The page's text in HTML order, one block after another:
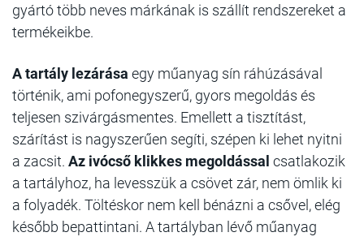
gyártó több neves márkának is szállít rendszereket a
termékeikbe.
A tartály lezárása egy műanyag sín ráhúzásával
történik, ami pofonegyszerű, gyors megoldás és
teljesen szivárgásmentes. Emellett a tisztítást,
szárítást is nagyszerűen segíti, szépen ki lehet nyitni
a zacsit. Az ivócső klikkes megoldással csatlakozik
a tartályhoz, ha levesszük a csövet zár, nem ömlik ki
a folyadék. Töltéskor nem kell bénázni a csővel, elég
később bepattintani. A tartályban lévő műanyag